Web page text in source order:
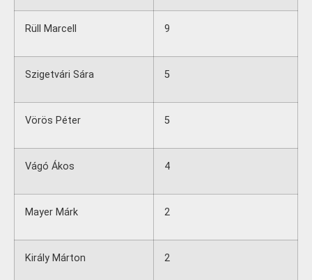
Rüll Marcell 9
Szigetvári Sára 5
Vörös Péter 5
Vágó Ákos 4
Mayer Márk 2
Király Márton 2